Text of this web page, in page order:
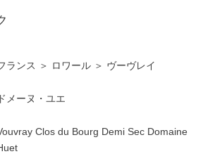
ランス ＞ ロワール ＞ ヴーヴレイ
ドメーヌ・ユエ
Clos du Bourg Demi Sec Domaine